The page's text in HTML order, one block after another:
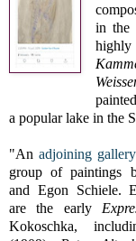
in the
highly
a popular lake in the
"Anadjoining gallery
group of paintings
and Egon Schiele.
are the early
Kokoschka,